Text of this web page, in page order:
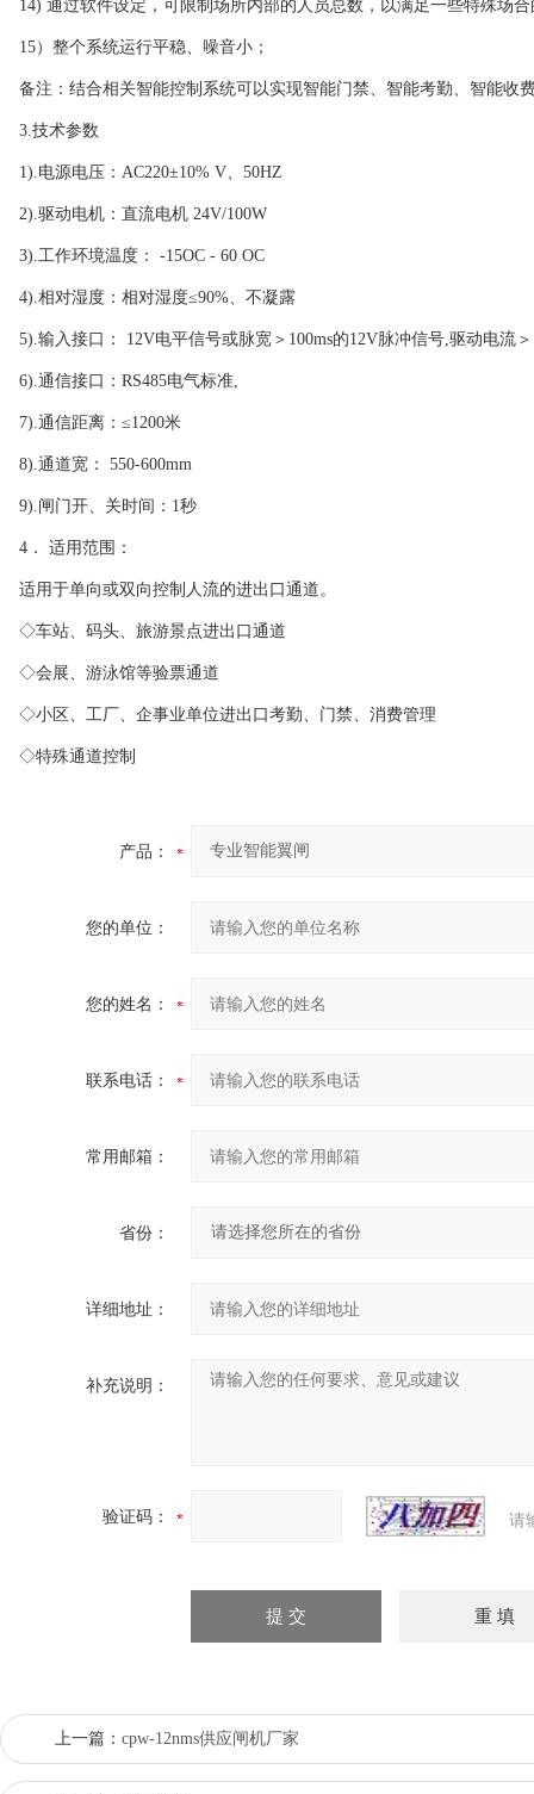
14) 通过软件设定，可限制场所内部的人员总数，以满足一些特殊场合
15）整个系统运行平稳、噪音小；
备注：结合相关智能控制系统可以实现智能门禁、智能考勤、智能收
3.技术参数
1).电源电压：AC220±10% V、50HZ
2).驱动电机：直流电机 24V/100W
3).工作环境温度： -15OC - 60 OC
4).相对湿度：相对湿度≤90%、不凝露
5).输入接口： 12V电平信号或脉宽＞100ms的12V脉冲信号,驱动电流
6).通信接口：RS485电气标准,
7).通信距离：≤1200米
8).通道宽： 550-600mm
9).闸门开、关时间：1秒
4． 适用范围：
适用于单向或双向控制人流的进出口通道。
◇车站、码头、旅游景点进出口通道
◇会展、游泳馆等验票通道
◇小区、工厂、企事业单位进出口考勤、门禁、消费管理
◇特殊通道控制
产品：
您的单位：
您的姓名：
联系电话：
常用邮箱：
省份：
详细地址：
补充说明：
验证码： 请
上一篇： cpw-12nms供应闸机厂家